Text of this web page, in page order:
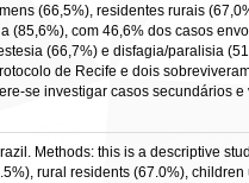
(66,5%), residentes rurais
com 46,6% dos casos
(66,7%) e disfagia/paralisia
de Recife e dois
se investigar casos secundários
Methods: this is a descriptive
rural residents (67.0%),